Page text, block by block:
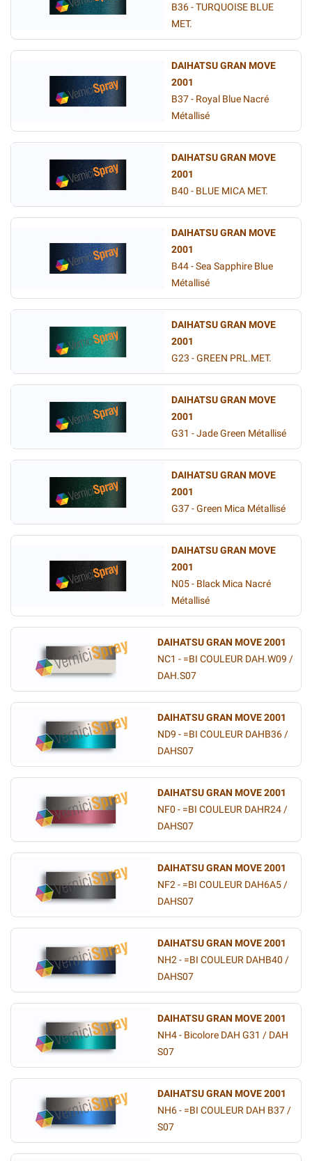
B36 - TURQUOISE BLUE
MET.
DAIHATSU GRAN MOVE
2001
B37 - Royal Blue Nacré
Métallisé
DAIHATSU GRAN MOVE
2001
B40 - BLUE MICA MET.
DAIHATSU GRAN MOVE
2001
B44 - Sea Sapphire Blue
Métallisé
DAIHATSU GRAN MOVE
2001
G23 - GREEN PRL.MET.
DAIHATSU GRAN MOVE
2001
G31 - Jade Green Métallisé
DAIHATSU GRAN MOVE
2001
G37 - Green Mica Métallisé
DAIHATSU GRAN MOVE
2001
N05 - Black Mica Nacré
Métallisé
DAIHATSU GRAN MOVE 2001
NC1 - =BI COULEUR DAH.W09 /
DAH.S07
DAIHATSU GRAN MOVE 2001
ND9 - =BI COULEUR DAHB36 /
DAHS07
DAIHATSU GRAN MOVE 2001
NF0 - =BI COULEUR DAHR24 /
DAHS07
DAIHATSU GRAN MOVE 2001
NF2 - =BI COULEUR DAH6A5 /
DAHS07
DAIHATSU GRAN MOVE 2001
NH2 - =BI COULEUR DAHB40 /
DAHS07
DAIHATSU GRAN MOVE 2001
NH4 - Bicolore DAH G31 / DAH
S07
DAIHATSU GRAN MOVE 2001
NH6 - =BI COULEUR DAH B37 /
S07